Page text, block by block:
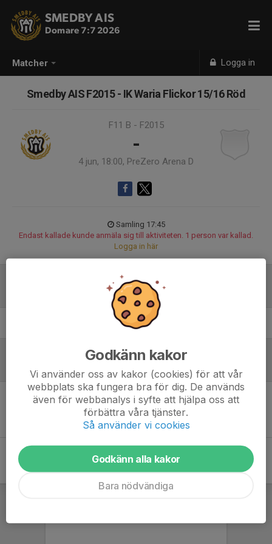
Matcher Logga in
SMEDBY AIS
Domare 7:7 2026
Smedby AIS F2015 - IK Waria Flickor 15/16 Röd
F11 B - F2015
-
4 jun, 18:00, PreZero Arena D
Samling 17:45
Endast kallade kunde anmäla sig till aktiviteten. 1 person var kallad.
Logga in här
, P10 (16 år)
Referat
Inget referat skrivet
Godkänn kakor
Vi använder oss av kakor (cookies) för att vår
webbplats ska fungera bra för dig. De används
även för webbanalys i syfte att hjälpa oss att
förbättra våra tjänster.
Så använder vi cookies
Godkänn alla kakor
Bara nödvändiga